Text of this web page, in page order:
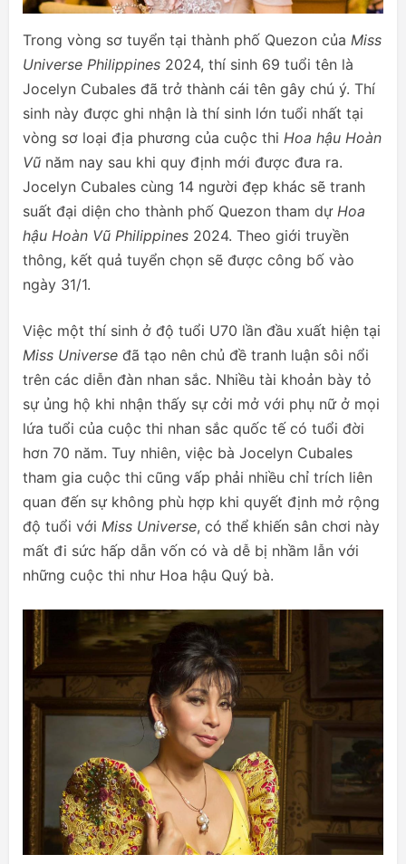
Trong vòng sơ tuyển tại thành phố Quezon của Miss
Universe Philippines 2024, thí sinh 69 tuổi tên là
Jocelyn Cubales đã trở thành cái tên gây chú ý. Thí
sinh này được ghi nhận là thí sinh lớn tuổi nhất tại
vòng sơ loại địa phương của cuộc thi Hoa hậu Hoàn
Vũ năm nay sau khi quy định mới được đưa ra.
Jocelyn Cubales cùng 14 người đẹp khác sẽ tranh
suất đại diện cho thành phố Quezon tham dự Hoa
hậu Hoàn Vũ Philippines 2024. Theo giới truyền
thông, kết quả tuyển chọn sẽ được công bố vào
ngày 31/1.
Việc một thí sinh ở độ tuổi U70 lần đầu xuất hiện tại
Miss Universe đã tạo nên chủ đề tranh luận sôi nổi
trên các diễn đàn nhan sắc. Nhiều tài khoản bày tỏ
sự ủng hộ khi nhận thấy sự cởi mở với phụ nữ ở mọi
lứa tuổi của cuộc thi nhan sắc quốc tế có tuổi đời
hơn 70 năm. Tuy nhiên, việc bà Jocelyn Cubales
tham gia cuộc thi cũng vấp phải nhiều chỉ trích liên
quan đến sự không phù hợp khi quyết định mở rộng
độ tuổi với Miss Universe, có thể khiến sân chơi này
mất đi sức hấp dẫn vốn có và dễ bị nhầm lẫn với
những cuộc thi như Hoa hậu Quý bà.